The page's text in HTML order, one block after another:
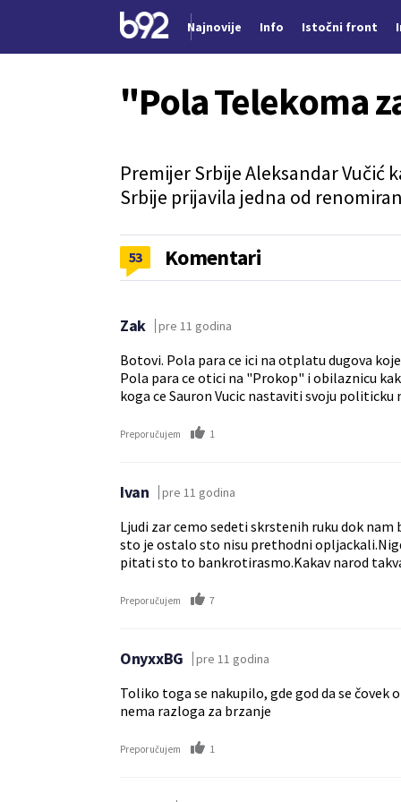
Najnovije Info Istočni front
"Pola Telekoma
Premijer Srbije Aleksandar Vučić
Srbije prijavila jedna od
53 Komentari
Zak pre 11 godina
Botovi. Pola para ce ici na otplatu dugova
Pola para ce otici na "Prokop" i obilaznicu
koga ce Sauron Vucic nastaviti svoju
Preporučujem 1
Ivan pre 11 godina
Ljudi zar cemo sedeti skrstenih ruku dok nam
sto je ostalo sto nisu prethodni
pitati sto to bankrotirasmo.Kakav narod
Preporučujem 7
OnyxxBG pre 11 godina
Toliko toga se nakupilo, gde god da se
nema razloga za brzanje
Preporučujem 1